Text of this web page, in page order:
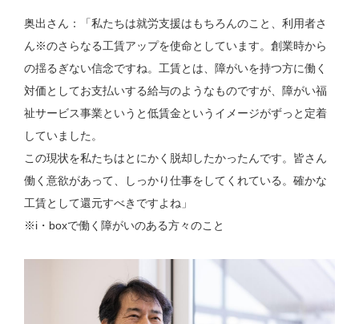
奥出さん：「私たちは就労支援はもちろんのこと、利用者さ
ん※のさらなる工賃アップを使命としています。創業時から
の揺るぎない信念ですね。工賃とは、障がいを持つ方に働く
対価としてお支払いする給与のようなものですが、障がい福
祉サービス事業というと低賃金というイメージがずっと定着
していました。
この現状を私たちはとにかく脱却したかったんです。皆さん
働く意欲があって、しっかり仕事をしてくれている。確かな
工賃として還元すべきですよね」
※i・boxで働く障がいのある方々のこと